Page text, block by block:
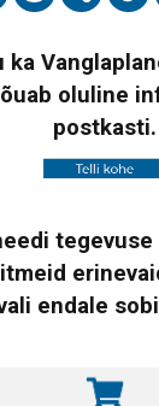
oluline
postkasti.
endale